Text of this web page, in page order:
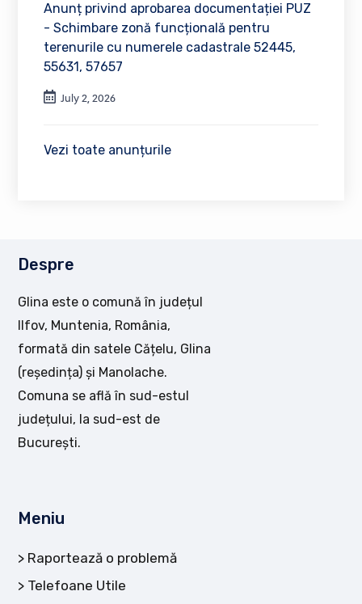
Anunț privind aprobarea documentației PUZ
- Schimbare zonă funcțională pentru
terenurile cu numerele cadastrale 52445,
55631, 57657
July 2, 2026
Vezi toate anunțurile
Despre
Glina este o comună în județul
Ilfov, Muntenia, România,
formată din satele Cățelu, Glina
(reședința) și Manolache.
Comuna se află în sud-estul
județului, la sud-est de
București.
Meniu
Raportează o problemă
Telefoane Utile